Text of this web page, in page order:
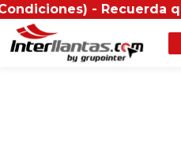
- Recuerda que si